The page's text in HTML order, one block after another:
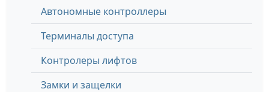
Автономные контроллеры
Терминалы доступа
Контролеры лифтов
Замки и защелки